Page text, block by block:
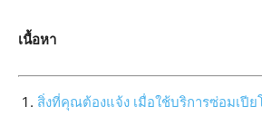
เนื้อหา
สิ่งที่คุณต้องแจ้ง เมื่อใช้บริการซ่อมเปีย